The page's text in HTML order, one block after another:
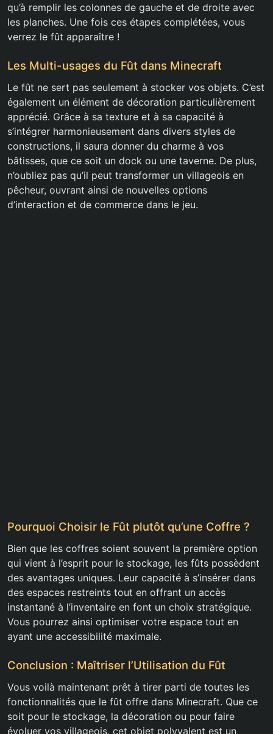
qu’à remplir les colonnes de gauche et de droite avec
les planches. Une fois ces étapes complétées, vous
verrez le fût apparaître !
Les Multi-usages du Fût dans Minecraft
Le fût ne sert pas seulement à stocker vos objets. C’est
également un élément de décoration particulièrement
apprécié. Grâce à sa texture et à sa capacité à
s’intégrer harmonieusement dans divers styles de
constructions, il saura donner du charme à vos
bâtisses, que ce soit un dock ou une taverne. De plus,
n’oubliez pas qu’il peut transformer un villageois en
pêcheur, ouvrant ainsi de nouvelles options
d’interaction et de commerce dans le jeu.
Pourquoi Choisir le Fût plutôt qu’une Coffre ?
Bien que les coffres soient souvent la première option
qui vient à l’esprit pour le stockage, les fûts possèdent
des avantages uniques. Leur capacité à s’insérer dans
des espaces restreints tout en offrant un accès
instantané à l’inventaire en font un choix stratégique.
Vous pourrez ainsi optimiser votre espace tout en
ayant une accessibilité maximale.
Conclusion : Maîtriser l’Utilisation du Fût
Vous voilà maintenant prêt à tirer parti de toutes les
fonctionnalités que le fût offre dans Minecraft. Que ce
soit pour le stockage, la décoration ou pour faire
évoluer vos villageois, cet objet polyvalent est un